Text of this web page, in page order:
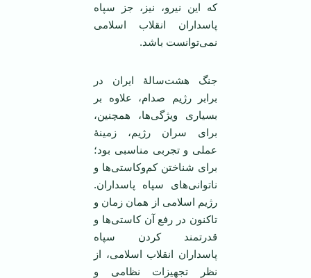
که این نیرو، نیز، جز سپاه
پاسداران انقلاب اسلامی
نمی‌توانست باشد.
جنگ هشت‌سالۀ ایران در
برابر رژیم صدام، علاوه بر
بسیاری ویژگی‌ها، همچنین،
برای سران رژیم، زمینۀ
عملی و تجربی مناسبی بود؛
برای شناختن کم‌وکاستی‌ها و
ناتوانی‌های سپاه پاسداران.
رژیم اسلامی از همان زمان و
تاکنون در رفع آن‌ کاستی‌ها و
قدرتمند کردن سپاه
پاسداران انقلاب اسلامی، از
نظر تجهیزات نظامی و